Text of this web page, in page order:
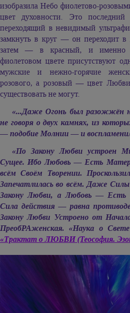
изобразила Небо фиолетово-
цвет духовности. Это
переходящий в невидимый
замкнуть в круг — он переходит
затем — в красный, и
фиолетовом цвете присутствуют
мужские и нежно-горячие
розового, а розовый — цвет
существовать не могут.
«...Даже Огонь был разожжён
не говоря о двух камнях, из
— подобие Молнии — и
«По Закону Любви устроен
Сущее. Ибо Любовь — Есть
всём Своём Творении.
Запечатлилась во всём. Даже
Закону Любви, а Любовь — Есть
Сила действия — равна
Закону Любви Устроено от
ПреобРАженская. «Наука о
«Трактат о ЛЮБВИ (Теософия.